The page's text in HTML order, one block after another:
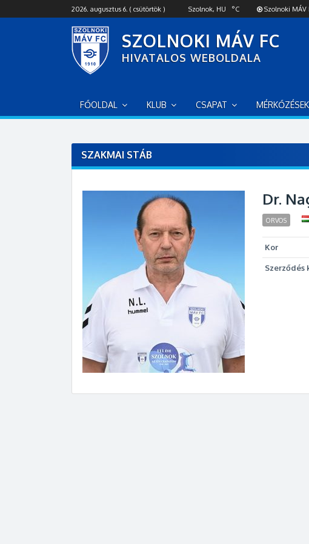
k
t
2026. augusztus 6. ( csütörtök ) Szolnok, HU °C Szolnoki MÁV
SZOLNOKI MÁV FC
HIVATALOS WEBOLDALA
FŐOLDAL KLUB CSAPAT MÉRKŐZÉSEK
SZAKMAI STÁB
Dr.
ORVOS
Kor
Szerződés